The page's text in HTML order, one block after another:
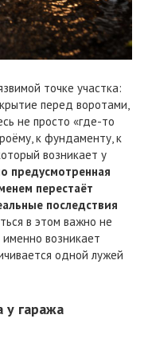
точке участка:
перед воротами,
не просто «где-то
к фундаменту, к
возникает у
предусмотренная
перестаёт
последствия
в этом важно не
возникает
одной лужей
у гаража